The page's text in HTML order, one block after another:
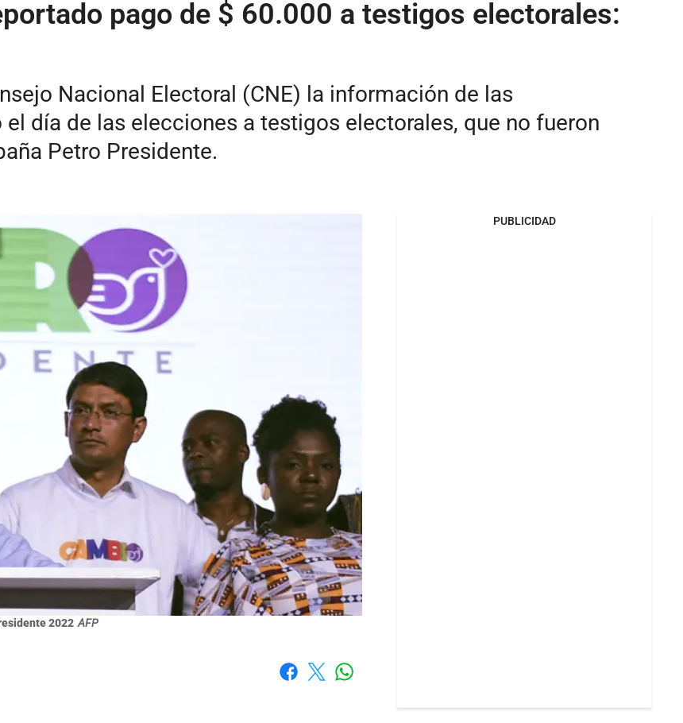
pago de $ 60.000 a testigos electorales:
Nacional Electoral (CNE) la información de las
día de las elecciones a testigos electorales, que no fueron
Petro Presidente.
2022 AFP
PUBLICIDAD